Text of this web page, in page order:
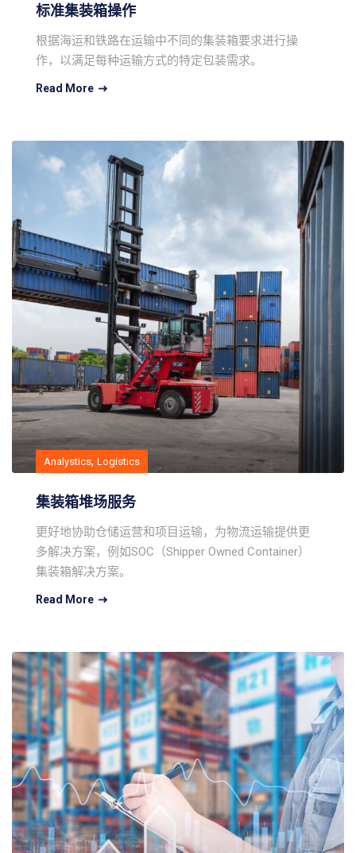
标准集装箱操作
根据海运和铁路在运输中不同的集装箱要求进行操
作，以满足每种运输方式的特定包装需求。
Read More
Analystics, Logistics
集装箱堆场服务
更好地协助仓储运营和项目运输，为物流运输提供更
多解决方案，例如SOC（Shipper Owned Container）
集装箱解决方案。
Read More